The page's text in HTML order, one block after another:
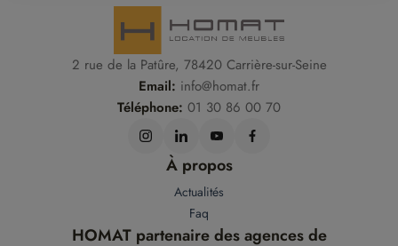
2 rue de la Patûre, 78420 Carrière-sur-Seine
Email: info@homat.fr
Téléphone: 01 30 86 00 70
À propos
Actualités
Faq
HOMAT partenaire des agences de